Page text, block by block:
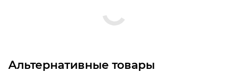
Альтернативные товары